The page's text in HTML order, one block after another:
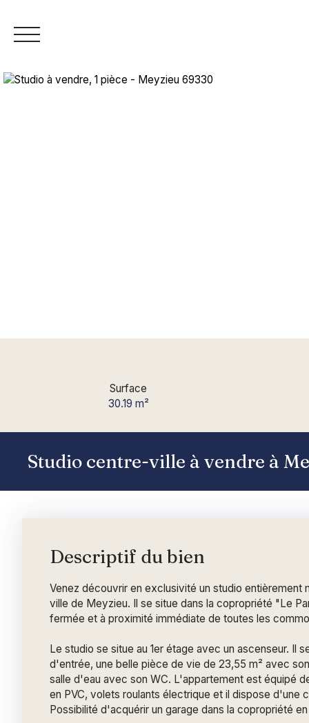
Surface
30.19 m²
Studio centre-ville à vendre à
Descriptif du bien
Venez découvrir en exclusivité un studio entièrement
ville de Meyzieu. Il se situe dans la copropriété "Le
fermée et à proximité immédiate de toutes les
Le studio se situe au 1er étage avec un ascenseur. Il
d'entrée, une belle pièce de vie de 23,55 m² avec
salle d'eau avec son WC. L'appartement est équipé
en PVC, volets roulants électrique et il dispose d'une
Possibilité d'acquérir un garage dans la copropriété